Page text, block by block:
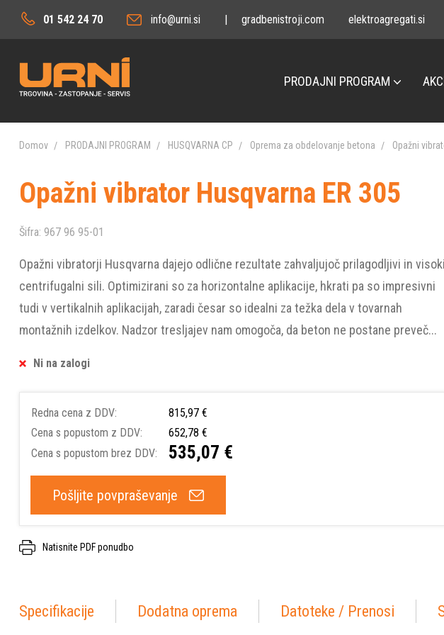
01 542 24 70 info@urni.si | gradbenistroji.com elektroagregati.si
PRODAJNI PROGRAM
Domov PRODAJNI PROGRAM HUSQVARNA CP Oprema za obdelovanje betona Opažni
Opažni vibrator Husqvarna ER 305
Šifra: 967 96 95-01
Opažni vibratorji Husqvarna dajejo odlične rezultate zahvaljujoč prilagodljivi in visoki
centrifugalni sili. Optimizirani so za horizontalne aplikacije, hkrati pa so impresivni
tudi v vertikalnih aplikacijah, zaradi česar so idealni za težka dela v tovarnah
montažnih izdelkov. Nadzor tresljajev nam omogoča, da beton ne postane preveč...
Ni na zalogi
Redna cena z DDV:
815,97 €
Cena s popustom z DDV:
652,78 €
Cena s popustom brez DDV:
535,07 €
Pošljite povpraševanje
Natisnite PDF ponudbo
Specifikacije Dodatna oprema Datoteke / Prenosi